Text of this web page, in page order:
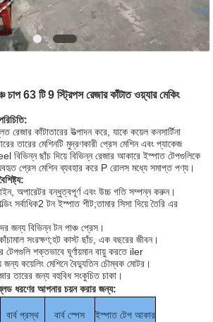
চাপ 63 টি 9 স্ট্রিপস রেজার কাঁটাত ওয়্যার মেকিং
রেজার কাঁটাতারের উত্পাদন করে, যাকে কয়েল কনসার্টিনা
তারের মেশিনটি মুদ্রণকারী প্রেস মেশিন এবং প্যাকেজ
বিভিন্ন ছাঁচ দিয়ে বিভিন্ন রেজার আকারে ইস্পাত টেপগুলিকে
প্রেস মেশিন ব্যবহার করে P রোলস মধ্যে সমাপ্ত পণ্য।
অপারেটর বন্ধুত্বপূর্ণ এবং উচ্চ গতি সম্পন্ন করুন।
সর্বাধিক2 টন ইস্পাত শীট;তামার সিসা দিয়ে তৈরি এর
জন্য বিভিন্ন টন পাঞ্চ প্রেস।
সংরক্ষণ;হট কাস্ট ছাঁচ, এক বছরের জীবন।
টেপগুলি শক্তভাবে ঘূর্ণায়মান বায়ু করতে iler
কয়েলিং মেশিনে বৈদ্যুতিন চৌম্বক মোটর।
জন্য বহুবিধ সংকুচিত চাকা।
ধরণের আপনার চয়ন করার জন্য:
বার্ব প্রস্থ বার্ব স্পেস ইস্পাত টেপ আকার